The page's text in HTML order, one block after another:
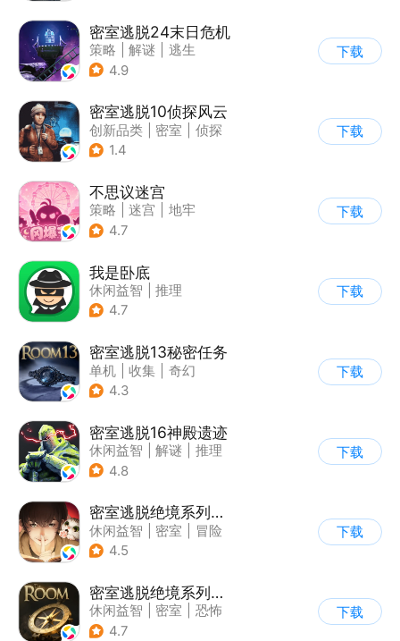
密室逃脱24末日危机
策略 解谜
逃生
| 密室逃脱
4.9
下载
密室逃脱10侦探风云
创新品类 密室
侦探
| 密室逃脱
1.4
下载
不思议迷宫
策略 迷宫
地牢
| 史莱姆
4.7
下载
我是卧底
休闲益智
推理
| 派对游戏
4.7
下载
密室逃脱13秘密任务
单机 收集
奇幻
| 密室逃脱
4.3
下载
密室逃脱16神殿遗迹
休闲益智 解谜
推理
| 密室逃脱
4.8
下载
密室逃脱绝境系列3画仙奇缘
休闲益智 密室
冒险
| 密室逃脱
4.5
下载
密室逃脱绝境系列2海盗船
休闲益智 密室
恐怖
| 密室逃脱
4.7
下载